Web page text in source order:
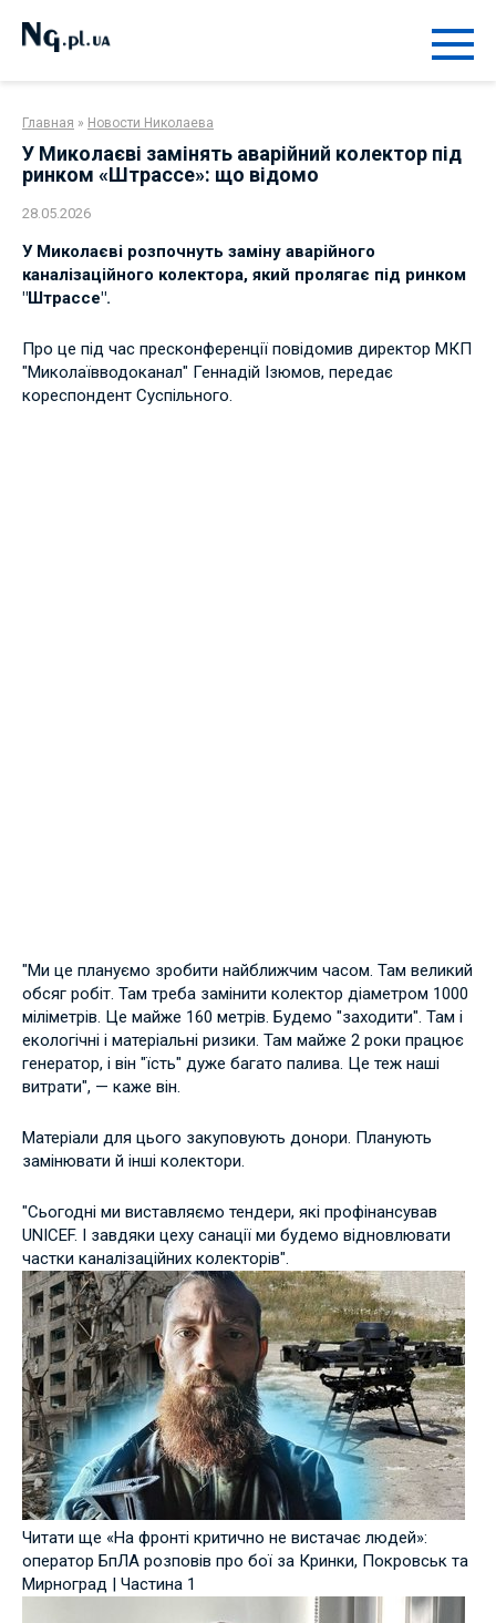
контенту
Главная » Новости Николаева
У Миколаєві замінять аварійний колектор під
ринком «Штрассе»: що відомо
28.05.2026
У Миколаєві розпочнуть заміну аварійного
каналізаційного колектора, який пролягає під ринком
"Штрассе".
Про це під час пресконференції повідомив директор МКП
"Миколаївводоканал" Геннадій Ізюмов, передає
кореспондент Суспільного.
"Ми це плануємо зробити найближчим часом. Там великий
обсяг робіт. Там треба замінити колектор діаметром 1000
міліметрів. Це майже 160 метрів. Будемо "заходити". Там і
екологічні і матеріальні ризики. Там майже 2 роки працює
генератор, і він "їсть" дуже багато палива. Це теж наші
витрати", — каже він.
Матеріали для цього закуповують донори. Планують
замінювати й інші колектори.
"Сьогодні ми виставляємо тендери, які профінансував
UNICEF. І завдяки цеху санації ми будемо відновлювати
частки каналізаційних колекторів".
Читати ще «На фронті критично не вистачає людей»:
оператор БпЛА розповів про бої за Кринки, Покровськ та
Мирноград | Частина 1